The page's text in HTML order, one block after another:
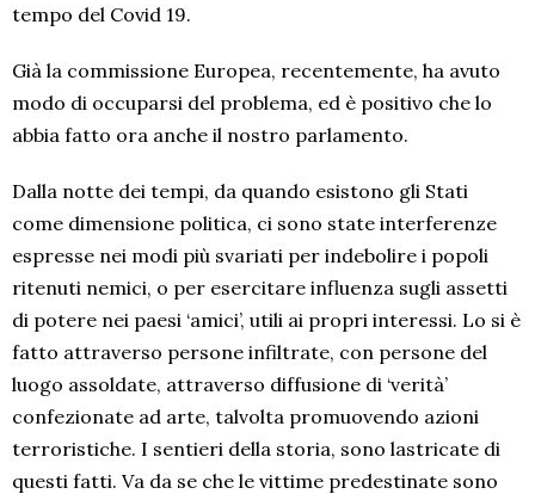
tempo del Covid 19.
Già la commissione Europea, recentemente, ha avuto
modo di occuparsi del problema, ed è positivo che lo
abbia fatto ora anche il nostro parlamento.
Dalla notte dei tempi, da quando esistono gli Stati
come dimensione politica, ci sono state interferenze
espresse nei modi più svariati per indebolire i popoli
ritenuti nemici, o per esercitare influenza sugli assetti
di potere nei paesi ‘amici’, utili ai propri interessi. Lo si è
fatto attraverso persone infiltrate, con persone del
luogo assoldate, attraverso diffusione di ‘verità’
confezionate ad arte, talvolta promuovendo azioni
terroristiche. I sentieri della storia, sono lastricate di
questi fatti. Va da se che le vittime predestinate sono